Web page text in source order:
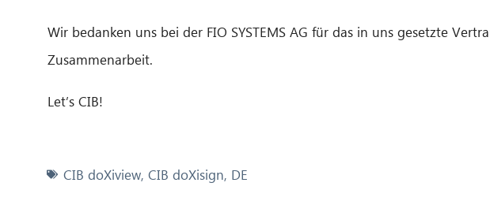
Wir bedanken uns bei der FIO SYSTEMS AG für das in uns gesetzte
Zusammenarbeit.
Let’s CIB!
CIB doXiview, CIB doXisign, DE